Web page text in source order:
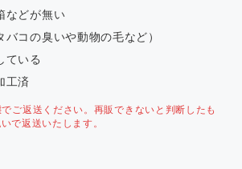
などが無い
バコの臭いや動物の毛など）
ている
工済
ご返送ください。再販できないと判断したも
で返送いたします。